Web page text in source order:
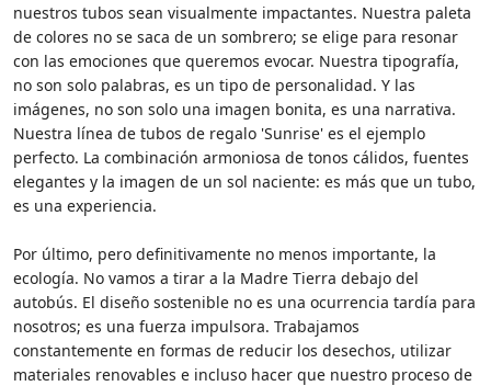
nuestros tubos sean visualmente impactantes. Nuestra paleta
de colores no se saca de un sombrero; se elige para resonar
con las emociones que queremos evocar. Nuestra tipografía,
no son solo palabras, es un tipo de personalidad. Y las
imágenes, no son solo una imagen bonita, es una narrativa.
Nuestra línea de tubos de regalo 'Sunrise' es el ejemplo
perfecto. La combinación armoniosa de tonos cálidos, fuentes
elegantes y la imagen de un sol naciente: es más que un tubo,
es una experiencia.
Por último, pero definitivamente no menos importante, la
ecología. No vamos a tirar a la Madre Tierra debajo del
autobús. El diseño sostenible no es una ocurrencia tardía para
nosotros; es una fuerza impulsora. Trabajamos
constantemente en formas de reducir los desechos, utilizar
materiales renovables e incluso hacer que nuestro proceso de